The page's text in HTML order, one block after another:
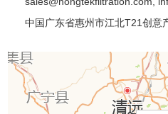
中国广东省惠州市江北T21创意